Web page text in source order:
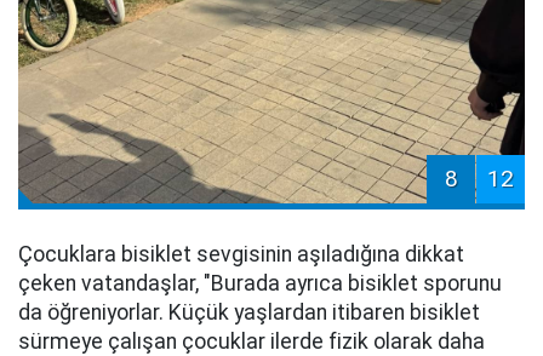
8 12
Çocuklara bisiklet sevgisinin aşıladığına dikkat
çeken vatandaşlar, "Burada ayrıca bisiklet sporunu
da öğreniyorlar. Küçük yaşlardan itibaren bisiklet
sürmeye çalışan çocuklar ilerde fizik olarak daha